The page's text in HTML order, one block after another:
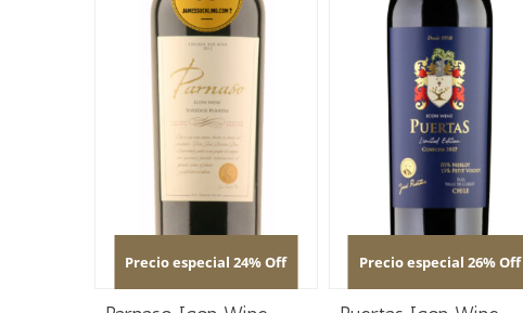
Precio especial 24% Off Precio especial 26% Off